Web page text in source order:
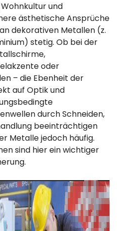
und
ästhetische Ansprüche
dekorativen Metallen (z.
stetig. Ob bei der
oder
– die Ebenheit der
auf Optik und
durch Schneiden,
beeinträchtigen
Metalle jedoch häufig.
sind hier ein wichtiger